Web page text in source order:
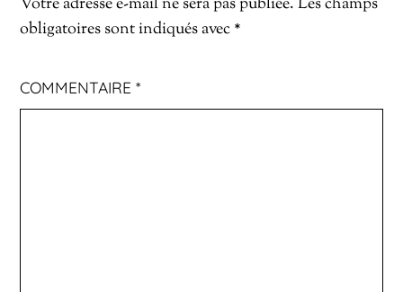
obligatoires sont indiqués avec *
COMMENTAIRE*